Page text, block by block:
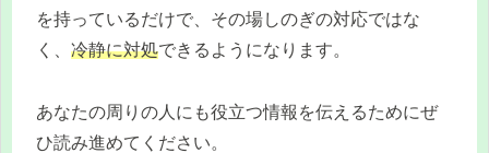
を持っているだけで、その場しのぎの対応ではな
く、 冷静に対処できるようになります。
あなたの周りの人にも役立つ情報を伝えるためにぜ
ひ読み進めてください。